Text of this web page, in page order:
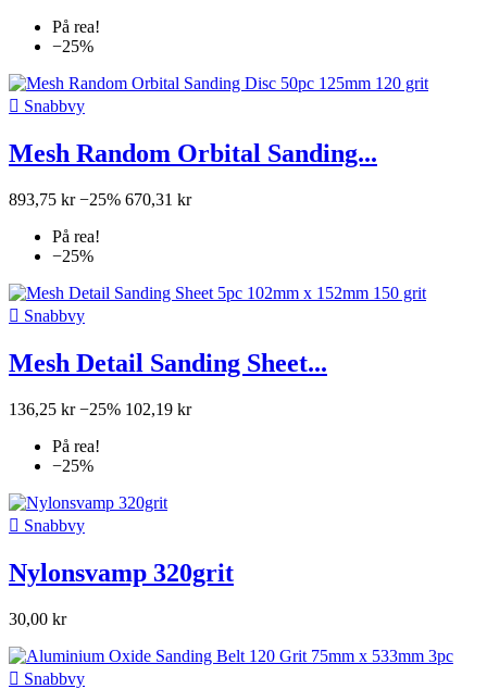
På rea!
−25%
 Snabbvy
Mesh Random Orbital Sanding...
893,75 kr −25% 670,31 kr
På rea!
−25%
 Snabbvy
Mesh Detail Sanding Sheet...
136,25 kr −25% 102,19 kr
På rea!
−25%
 Snabbvy
Nylonsvamp 320grit
30,00 kr
 Snabbvy